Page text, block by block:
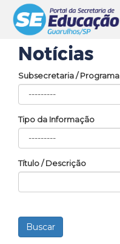
Notícias
Subsecretaria / Programa
Tipo da Informação
Título / Descrição